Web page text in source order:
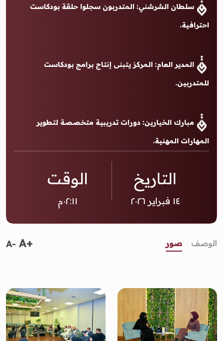
سلطان الشرشني: المتدربون سجلوا حلقة بودكاست
احترافية.
المدير العام: المركز يتبنى إنتاج برامج بودكاست
للمتدربين.
مبارك الخيارين: دورات تدريبية متخصصة لتطوير
المهارات المهنية.
التاريخ
١٤ فبراير ٢٠٢٦
الوقت
٠٢:١١م
الوصف صور A- A+